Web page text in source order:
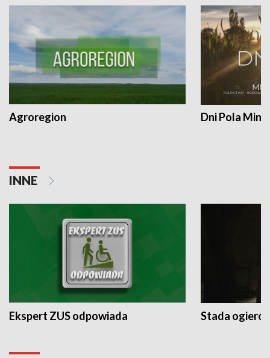
Agroregion Dni Pola
INNE
Ekspert ZUS odpowiada Stada